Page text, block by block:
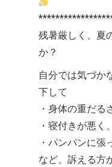
残暑厳しく、夏
か？
自分では気づか
下して
・身体の重だる
・寝付きが悪く
・パンパンに張
など、訴える方